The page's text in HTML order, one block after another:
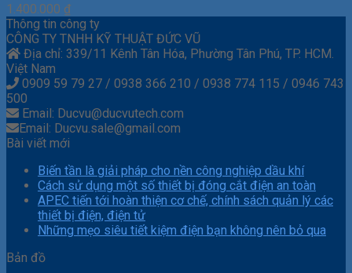
1.400.000 ₫
Thông tin công ty
CÔNG TY TNHH KỸ THUẬT ĐỨC VŨ
Địa chỉ: 339/11 Kênh Tân Hóa, Phường Tân Phú, TP. HCM.
Việt Nam
0909 59 79 27 / 0938 366 210 / 0938 774 115 / 0946 743
500
Email: Ducvu@ducvutech.com
Email: Ducvu.sale@gmail.com
Bài viết mới
Biến tần là giải pháp cho nền công nghiệp dầu khí
Cách sử dụng một số thiết bị đóng cắt điện an toàn
APEC tiến tới hoàn thiện cơ chế, chính sách quản lý các
thiết bị điện, điện tử
Những mẹo siêu tiết kiệm điện bạn không nên bỏ qua
Bản đồ